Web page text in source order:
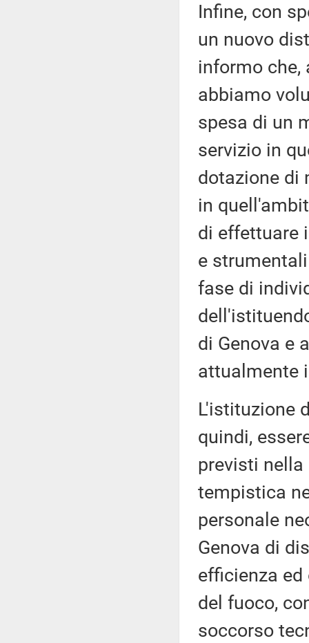
Infine, con
un nuovo
informo
abbiamo
spesa di un
servizio in
dotazione di
in
di effettuare
e
fase di
di Genova e
attualmente
L'istituzione
quindi,
previsti
tempistica
personale
Genova di
efficienza
del fuoco,
soccorso